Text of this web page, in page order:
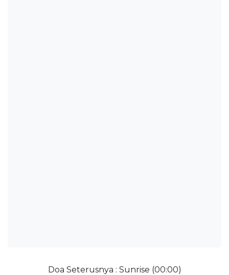
Doa Seterusnya : Sunrise (00:00)